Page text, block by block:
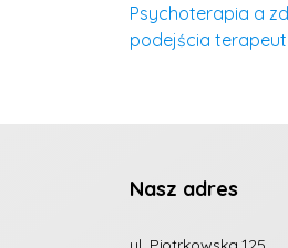
Psychoterapia a
podejścia
Nasz adres